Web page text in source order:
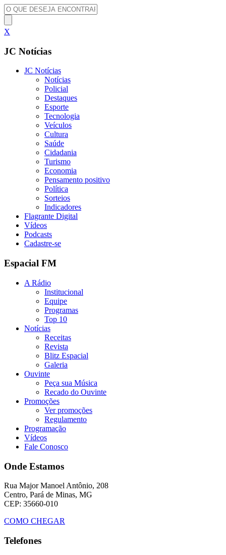
X
JC Notícias
JC Notícias
Notícias
Policial
Destaques
Esporte
Tecnologia
Veículos
Cultura
Saúde
Cidadania
Turismo
Economia
Pensamento positivo
Política
Sorteios
Indicadores
Flagrante Digital
Vídeos
Podcasts
Cadastre-se
Espacial FM
A Rádio
Institucional
Equipe
Programas
Top 10
Notícias
Receitas
Revista
Blitz Espacial
Galeria
Ouvinte
Peça sua Música
Recado do Ouvinte
Promoções
Ver promoções
Regulamento
Programação
Vídeos
Fale Conosco
Onde Estamos
Rua Major Manoel Antônio, 208
Centro, Pará de Minas, MG
CEP: 35660-010
COMO CHEGAR
Telefones